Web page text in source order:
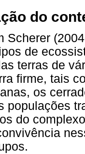
do
Scherer
de
terras de
firme, tais
os
populações
do